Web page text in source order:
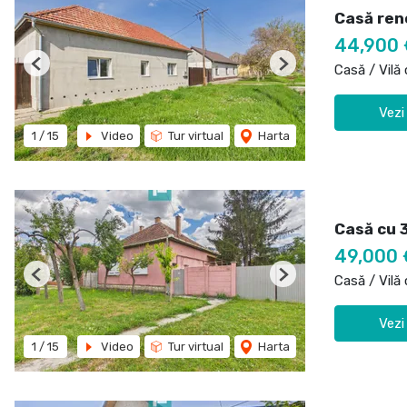
1 / 15 Video Tur virtual Harta
Previous Next
Casă
44,900
Casă / Vilă
1 / 15 Video Tur virtual Harta
Previous Next
Casă cu
49,000
Casă / Vilă